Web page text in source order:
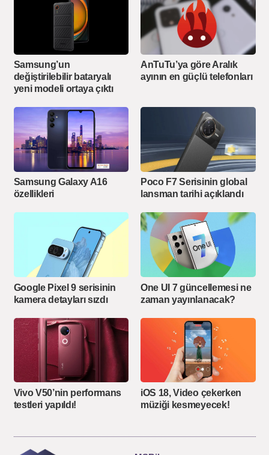
Samsung’un
değiştirilebilir bataryalı
yeni modeli ortaya çıktı
AnTuTu’ya göre Aralık
ayının en güçlü telefonları
Samsung Galaxy A16
özellikleri
Poco F7 Serisinin global
lansman tarihi açıklandı
Google Pixel 9 serisinin
kamera detayları sızdı
One UI 7 güncellemesi ne
zaman yayınlanacak?
Vivo V50’nin performans
testleri yapıldı!
iOS 18, Video çekerken
müziği kesmeyecek!